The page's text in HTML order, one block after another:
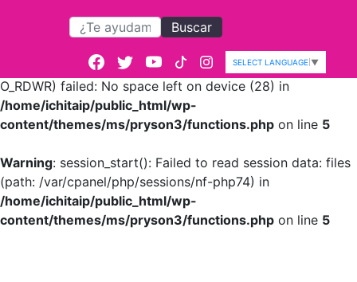
: session_start():
php74/sess_674421309d8843ae0c49566f754f667a,
O_RDWR) failed: No space left on device (28) in
/home/ichitaip/public_html/wp-
content/themes/ms/pryson3/functions.php on line 5
Warning: session_start(): Failed to read session data: files
(path: /var/cpanel/php/sessions/nf-php74) in
/home/ichitaip/public_html/wp-
content/themes/ms/pryson3/functions.php on line 5
Buscar
SELECT LANGUAGE ▼